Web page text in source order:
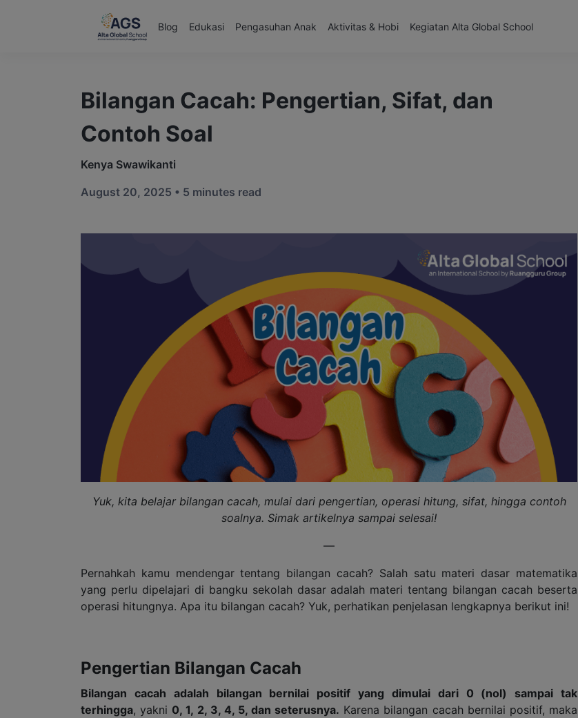
Blog Edukasi Pengasuhan Anak Aktivitas & Hobi Kegiatan Alta Global School
Bilangan Cacah: Pengertian, Sifat, dan
Contoh Soal
Kenya Swawikanti
August 20, 2025 • 5 minutes read
Yuk, kita belajar bilangan cacah, mulai dari pengertian, operasi hitung, sifat, hingga contoh
soalnya. Simak artikelnya sampai selesai!
—
Pernahkah kamu mendengar tentang bilangan cacah? Salah satu materi dasar matematika
yang perlu dipelajari di bangku sekolah dasar adalah materi tentang bilangan cacah beserta
operasi hitungnya. Apa itu bilangan cacah? Yuk, perhatikan penjelasan lengkapnya berikut ini!
Pengertian Bilangan Cacah
Bilangan cacah adalah bilangan bernilai positif yang dimulai dari 0 (nol) sampai tak
terhingga, yakni 0, 1, 2, 3, 4, 5, dan seterusnya. Karena bilangan cacah bernilai positif, maka